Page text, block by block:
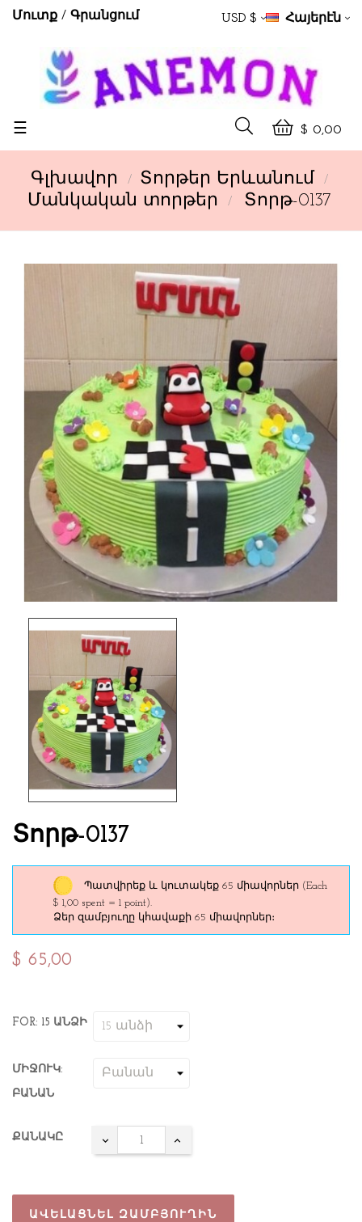
Մուտք Գրանցում USD $ Հայերէն
$ 0,00
Toggle
☰
Գլխավոր
Տորթեր Երևանում
Մանկական տորթեր
Տորթ-0137
Տորթ-0137
Պատվիրեք և կուտակեք 65 միավորներ (Each
$ 1,00 spent = 1 point).
Ձեր զամբյուղը կհավաքի 65 միավորներ։
$ 65,00
FOR: 15 ԱՆՁԻ
ՄԻՋՈՒԿ:
ԲԱՆԱՆ
ՔԱՆԱԿԸ
ԱՎԵԼԱՑՆԵԼ ԶԱՄԲՅՈՒՂԻՆ